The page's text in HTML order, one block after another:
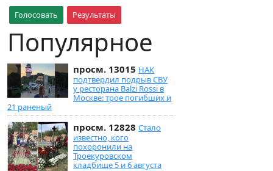
Голосовать Результаты
Популярное
просм. 13015 НАК
подтвердил подрыв СВУ
у ресторана Balzi Rossi в
Москве: трое погибших и
21 раненый
просм. 12828 Стало
известно, кого
похоронили на
Троекуровском
кладбище 5 и 6 августа